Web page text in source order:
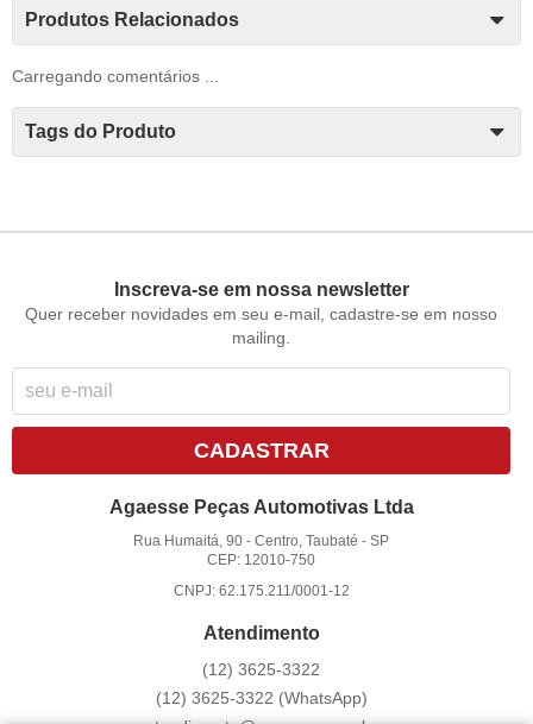
Produtos Relacionados
Carregando comentários ...
Tags do Produto
Inscreva-se em nossa newsletter
Quer receber novidades em seu e-mail, cadastre-se em nosso
mailing.
CADASTRAR
Agaesse Peças Automotivas Ltda
Rua Humaitá, 90 -Centro, Taubaté -SP
CEP: 12010-750
CNPJ: 62.175.211/0001-12
Atendimento
(12) 3625-3322
(12) 3625-3322 (WhatsApp)